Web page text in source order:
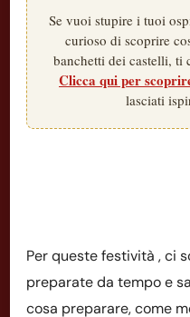
Se vuoi stupire i tuoi
curioso di scoprire
banchetti dei castelli, ti
Clicca qui per
lasciati
Per queste festività , ci
preparate da tempo e
cosa preparare, come